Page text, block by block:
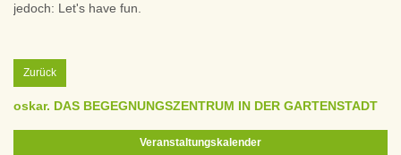
jedoch: Let's have fun.
Zurück
oskar. DAS BEGEGNUNGSZENTRUM IN DER GARTENSTADT
Veranstaltungskalender